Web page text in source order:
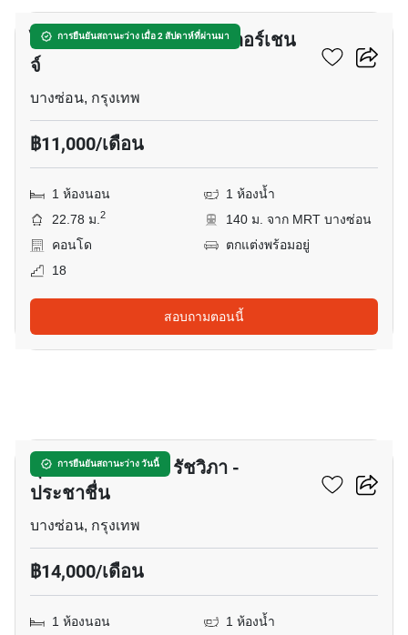
การยืนยันสถานะว่าง เมื่อ 2 สัปดาห์ที่ผ่านมา
ไอดีโอ โมบิ วงศ์สว่าง อินเตอร์เชน
จ์
บางซ่อน, กรุงเทพ
฿11,000/เดือน
1 ห้องนอน
1 ห้องน้ำ
22.78 ม.2
140 ม. จาก MRT บางซ่อน
คอนโด
ตกแต่งพร้อมอยู่
18
สอบถามตอนนี้
การยืนยันสถานะว่าง วันนี้
ศุภาลัย เวอเรนด้า รัชวิภา -
ประชาชื่น
บางซ่อน, กรุงเทพ
฿14,000/เดือน
1 ห้องนอน
1 ห้องน้ำ